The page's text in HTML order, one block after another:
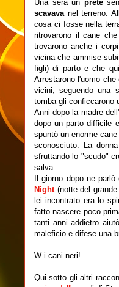
Una sera un prete
scavava nel terreno.
cosa ci fosse nella
ritrovarono il cane
trovarono anche i
vicina che ammise
figli) di parto e che
Arrestarono l'uomo
vicini, seguendo una
tomba gli conficcarono
Anni dopo la madre
dopo un parto difficile
spuntò un enorme
sconosciuto. La
sfruttando lo "scudo"
salva.
Il giorno dopo ne
Night (notte del
lei incontrato era lo
fatto nascere poco
tanti anni addietro
maleficio e difese una
W i cani neri!
Qui sotto gli altri